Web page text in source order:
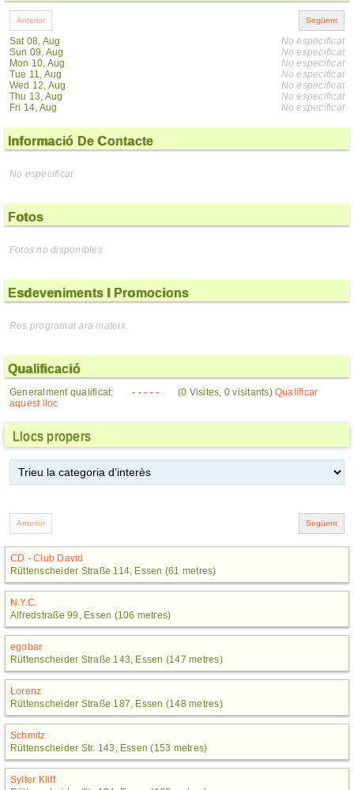
Sat 08, Aug
Sun 09, Aug
Mon 10, Aug
Tue 11, Aug
Wed 12, Aug
Thu 13, Aug
Fri 14, Aug
No especificat
No especificat
No especificat
No especificat
No especificat
No especificat
No especificat
Informació De Contacte
No especificat
Fotos
Fotos no disponibles
Esdeveniments I Promocions
Res programat ara mateix.
Qualificació
Generalment qualificat: - - - - - (0 Visites, 0 visitants)Qualificar
aquest lloc
Llocs propers
CD - Club David
Rüttenscheider Straße 114, Essen (61 metres)
N.Y.C.
Alfredstraße 99, Essen (106 metres)
egobar
Rüttenscheider Straße 143, Essen (147 metres)
Lorenz
Rüttenscheider Straße 187, Essen (148 metres)
Schmitz
Rüttenscheider Str. 143, Essen (153 metres)
Sylter Kliff